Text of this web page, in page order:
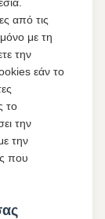
από τις
με τη
την
εάν το
το
την
την
που